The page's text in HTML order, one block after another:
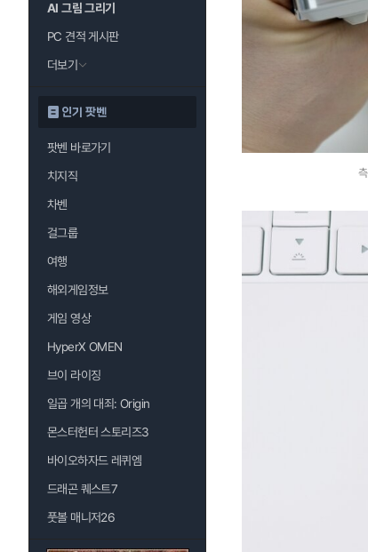
AI 그림 그리기
PC 견적 게시판
더보기
인기 팟벤
팟벤 바로가기
치지직
차벤
걸그룹
여행
해외게임정보
게임 영상
HyperX OMEN
브이 라이징
일곱 개의 대죄: Origin
몬스터헌터 스토리즈3
바이오하자드 레퀴엠
드래곤 퀘스트7
풋볼 매니저26